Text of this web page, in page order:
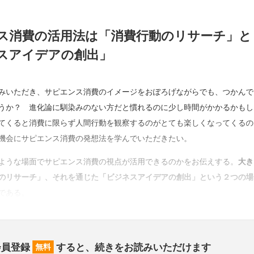
消費の活用法は「消費行動のリサーチ」と
アイデアの創出」
いただき、サピエンス消費のイメージをおぼろげながらでも、つかんで
か？ 進化論に馴染みのない方だと慣れるのに少し時間がかかるかもし
くると消費に限らず人間行動を観察するのがとても楽しくなってくるの
会にサピエンス消費の発想法を学んでいただきたい。
な場面でサピエンス消費の視点が活用できるのかをお伝えする。 大き
リサーチ」、それを通じた「ビジネスアイデアの創出」という２つの場
登録 無料 すると、続きをお読みいただけます